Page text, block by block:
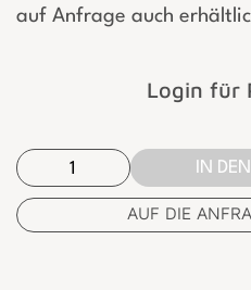
auf Anfrage auch
Login für
IN
AUF DIE